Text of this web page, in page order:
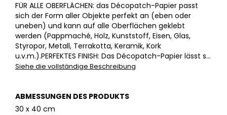
FÜR ALLE OBERFLÄCHEN: das Décopatch-Papier passt
sich der Form aller Objekte perfekt an (eben oder
uneben) und kann auf alle Oberflächen geklebt
werden (Pappmaché, Holz, Kunststoff, Eisen, Glas,
Styropor, Metall, Terrakotta, Keramik, Kork
u.v.m.).PERFEKTES FINISH: Das Décopatch-Papier lässt s...
Siehe die vollständige Beschreibung
ABMESSUNGEN DES PRODUKTS
30 x 40 cm